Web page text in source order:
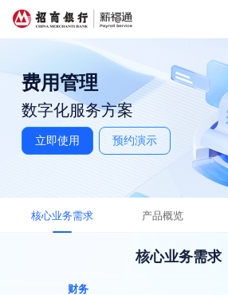
费用管理
数字化服务方案
立即使用 预约演示
核心业务需求 产品概览
核心业务需求
财务